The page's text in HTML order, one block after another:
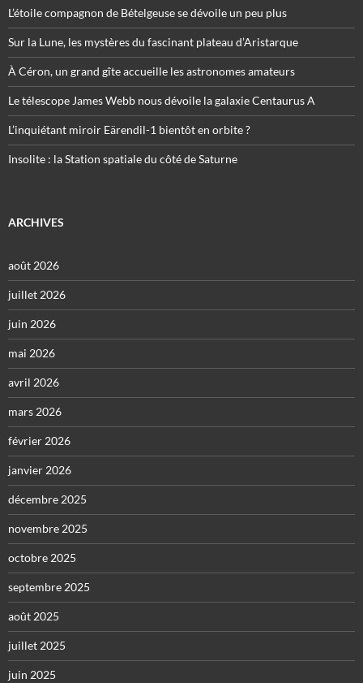
L’étoile compagnon de Bételgeuse se dévoile un peu plus
Sur la Lune, les mystères du fascinant plateau d’Aristarque
À Céron, un grand gîte accueille les astronomes amateurs
Le télescope James Webb nous dévoile la galaxie Centaurus A
L’inquiétant miroir Eärendil-1 bientôt en orbite ?
Insolite : la Station spatiale du côté de Saturne
ARCHIVES
août 2026
juillet 2026
juin 2026
mai 2026
avril 2026
mars 2026
février 2026
janvier 2026
décembre 2025
novembre 2025
octobre 2025
septembre 2025
août 2025
juillet 2025
juin 2025